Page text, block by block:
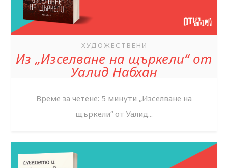
ХУДОЖЕСТВЕНИ
Из „Изселване на щъркели“ от
Уалид Набхан
Време за четене: 5 минути „Изселване на
щъркели“ от Уалид...